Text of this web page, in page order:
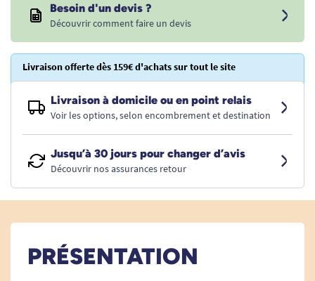
Besoin d'un devis ?
Découvrir comment faire un devis
Livraison offerte dès 159€ d'achats sur tout le site
Livraison à domicile ou en point relais
Voir les options, selon encombrement et destination
Jusqu’à 30 jours pour changer d’avis
Découvrir nos assurances retour
PRÉSENTATION